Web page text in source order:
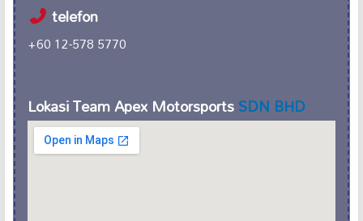
telefon
+60 12-578 5770
Lokasi Team Apex MotorsportsSDN BHD